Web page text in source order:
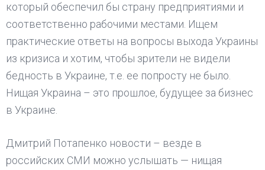
который обеспечил бы страну предприятиями и
соответственно рабочими местами. Ищем
практические ответы на вопросы выхода Украины
из кризиса и хотим, чтобы зрители не видели
бедность в Украине, т.е. ее попросту не было.
Нищая Украина – это прошлое, будущее за бизнес
в Украине.
Дмитрий Потапенко новости – везде в
российских СМИ можно услышать — нищая